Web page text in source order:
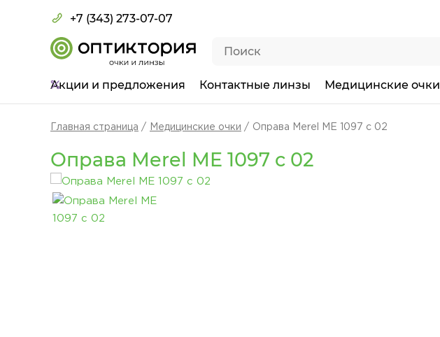
+7 (343) 273-07-07
Акции и предложения Контактные линзы Медицинские очки
Главная страница Медицинские очки Оправа Merel ME 1097 c 02
Оправа Merel ME 1097 c 02